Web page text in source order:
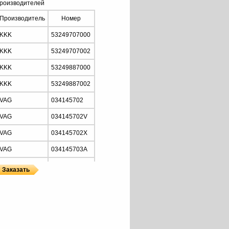
Производитель Номер
KKK 53249707000
KKK 53249707002
KKK 53249887000
KKK 53249887002
VAG 034145702
VAG 034145702V
VAG 034145702X
VAG 034145703A